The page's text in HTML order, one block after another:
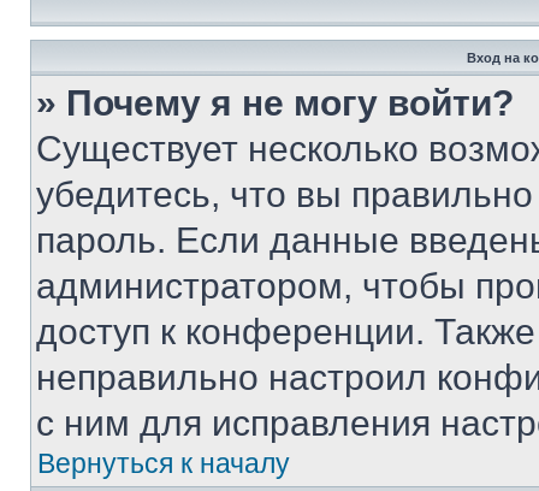
Вход на
» Почему я не могу войти?
Существует несколько
убедитесь, что вы
пароль. Если данные
администратором, чтобы
доступ к конференции.
неправильно настроил
с ним для исправления
Вернуться к началу